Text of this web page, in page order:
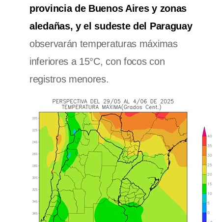
provincia de Buenos Aires y zonas
aledañas, y el sudeste del Paraguay
observarán temperaturas máximas
inferiores a 15°C, con focos con
registros menores.